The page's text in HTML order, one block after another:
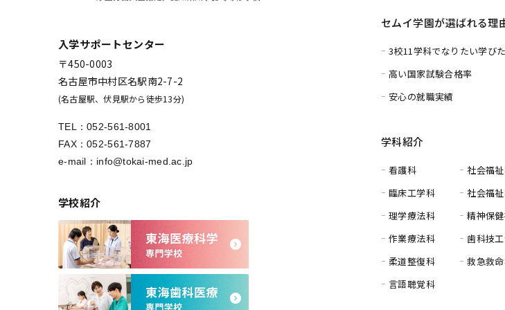
入学サポートセンター
〒450-0003
名古屋市中村区名駅南2-7-2
(名古屋駅、伏見駅から徒歩13分)
TEL：052-561-8001
FAX：052-561-7887
e-mail： info@tokai-med.ac.jp
学校紹介
セムイ学園が選ばれる理
3校11学科でなりたい学び
高い国家試験合格率
安心の就職実績
学科紹介
看護科
臨床工学科
理学療法科
作業療法科
柔道整復科
言語聴覚科
社会福
社会福
精神保
歯科技
救急救